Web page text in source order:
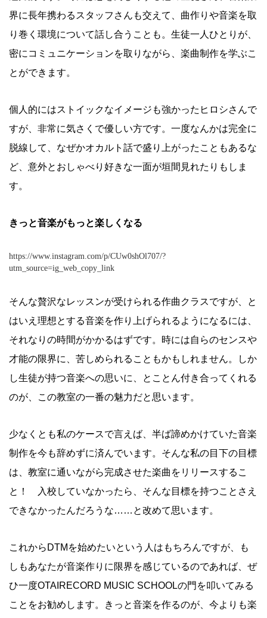
界に長年携わるスタッフさんも交えて、曲作りや音楽を取
り巻く環境について話し合うことも。生徒一人ひとりが、
密にコミュニケーションを取りながら、楽曲制作を学ぶこ
とができます。
個人的にはストイックなイメージも強かったヒロシさんで
すが、非常に気さくで優しい方です。一度なんかは完全に
脱線して、なぜかオカルト話で盛り上がったこともあるな
ど、意外とおしゃべり好きな一面が垣間見れたりもしま
す。
きっと音楽がもっと楽しくなる
https://www.instagram.com/p/CUw0shOl707/?
utm_source=ig_web_copy_link
そんな贅沢なレッスンが受けられる作曲クラスですが、と
はいえ理想とする音楽を作り上げられるようになるには、
それなりの時間がかかるはずです。時には自らのセンスや
才能の限界に、苦しめられることもかもしれません。しか
し生徒が持つ音楽への思いに、とことん付き合ってくれる
のが、この教室の一番の魅力だと思います。
少なくとも私のケースで言えば、半ば諦めかけていた音楽
制作を今も辞めずに済んでいます。そんな私の目下の目標
は、教室に通いながら完成させた楽曲をリリースするこ
と！ 入校していなかったら、そんな目標を持つことさえ
できなかったんだろうな……と改めて思います。
これからDTMを始めたいという人はもちろんですが、も
しもあなたが音楽作りに限界を感じているのであれば、ぜ
ひ一度OTAIRECORD MUSIC SCHOOLの門を叩いてみる
ことをお勧めします。きっと音楽を作るのが、今よりも楽